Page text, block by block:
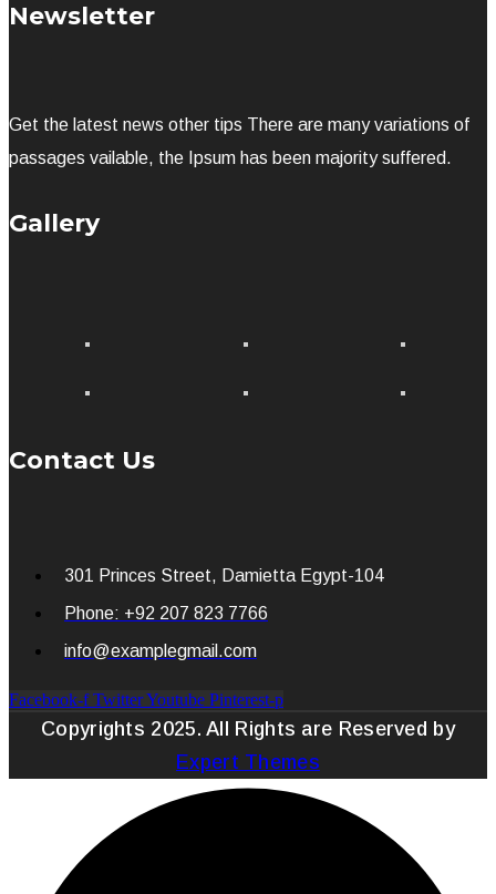
Newsletter
Get the latest news other tips There are many variations of
passages vailable, the Ipsum has been majority suffered.
Gallery
Contact Us
301 Princes Street, Damietta Egypt-104
Phone: +92 207 823 7766
info@examplegmail.com
Facebook-f TwitterYoutube Pinterest-p
Copyrights 2025. All Rights are Reserved by
Expert Themes